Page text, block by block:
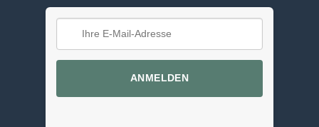
ANMELDEN